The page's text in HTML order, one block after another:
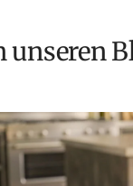
unseren